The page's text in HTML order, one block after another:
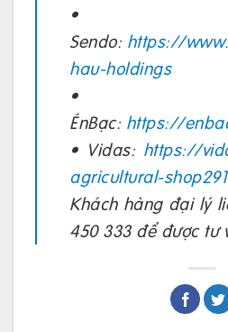
•
Sendo: https://
hau-holdings
•
ÉnBạc: https://
• Vidas: https://
agricultural-
Khách hàng đại lý
450 333 để được tư